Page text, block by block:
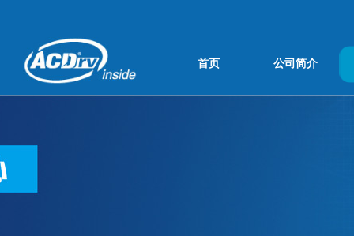
首页 公司简介